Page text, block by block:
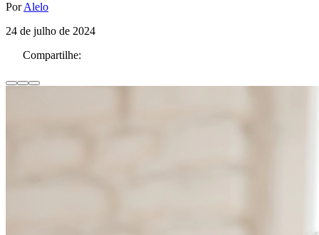
PorAlelo
24 de julho de 2024
Compartilhe: